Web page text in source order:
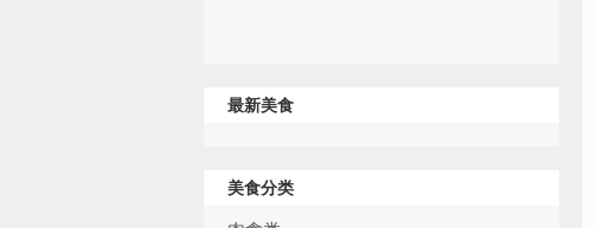
最新美食
美食分类